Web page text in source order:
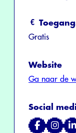
Gratis
Website
Ga naar de
Social